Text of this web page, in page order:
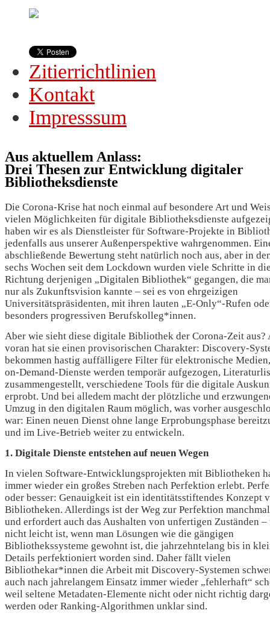
Zitierrichtlinien
Kontakt
Impresssum
Aus aktuellem Anlass:
Drei Thesen zur Entwicklung digitaler
Bibliotheksdienste
Die Corona-Krise hat noch einmal auf besondere Art und
vielen Möglichkeiten für digitale Bibliotheksdienste
haben wir es als Dienstleister für Software-Projekte in
jedenfalls aus unserer Außenperspektive wahrgenommen.
abschließende Bewertung steht natürlich noch aus, aber in
sechs Wochen seit dem Lockdown wurden viele Schritte in
Richtung derjenigen „Digitalen Bibliothek“ gegangen, die
nur als Zukunftsvision kannte – sei es von ehrgeizigen
Universitätspräsidenten, mit ihren lauten „E-Only“-Rufen
besonders progressiven Berufskolleg*innen.
Aber wie sieht diese digitale Bibliothek der Corona-Zeit aus?
voran hat sie einen provisorischen Charakter: Discovery-
bekommen hastig auffälligere Filter für elektronische
on-Demand-Dienste werden temporär aufgezogen,
zusammengestellt, verschiedene Tools für die digitale
erprobt. Und bei alledem macht der plötzliche und
Umzug in den digitalen Raum möglich, was vorher
war: Einen neuen Dienst ohne lange Erprobungsphase
und im Live-Betrieb weiter zu entwickeln.
1. Digitale Dienste entstehen auf neuen Wegen
In vielen Software-Entwicklungsprojekten mit Bibliotheken
immer wieder ein großes Streben nach Perfektion erlebt.
oder besser: Genauigkeit ist ein identitätsstiftendes Konzept
Bibliotheken. Allerdings ist der Weg zur Perfektion
und erfordert auch das Aushalten von unfertigen Zuständen –
nicht leicht ist, wenn man Lösungen wie die gängigen
Bibliothekssysteme gewohnt ist, die jahrzehntelang bis in
Details perfektioniert worden sind. Daher fällt vielen
Bibliothekar*innen die Arbeit mit Discovery-Systemen
auch nach jahrelangem Einsatz immer wieder „fehlerhaft“
weil seltene Metadaten-Elemente nicht oder nicht richtig
werden oder Ranking-Algorithmen unklar sind.